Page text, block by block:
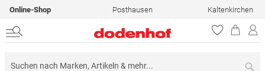
Online-Shop Posthausen Kaltenkirchen